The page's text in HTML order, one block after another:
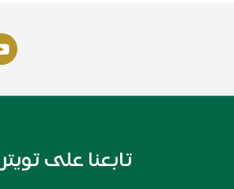
تابعنا على تويتر